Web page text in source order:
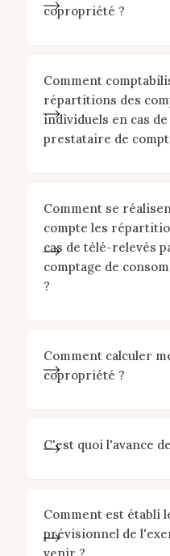
copropriété ?
Comment
répartitions des
individuels en cas
prestataire de
Comment se
compte les
cas de télé-relevés
comptage de
?
Comment calculer
copropriété ?
C'est quoi l'avance
Comment est établi
prévisionnel de